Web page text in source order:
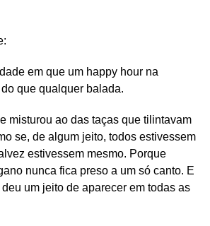
em que um happy hour na
que qualquer balada.
misturou ao das taças que tilintavam
se, de algum jeito, todos estivessem
estivessem mesmo. Porque
nunca fica preso a um só canto. E
um jeito de aparecer em todas as